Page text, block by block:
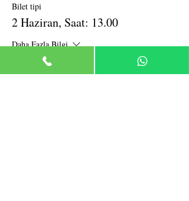
Bilet tipi
2 Haziran, Saat: 13.00
Daha Fazla Bilgi